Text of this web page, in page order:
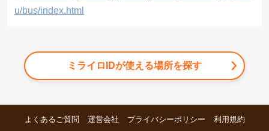
u/bus/index.html
ミライロIDが使える場所を探す
よくあるご質問 運営会社 プライバシーポリシー 利用規約